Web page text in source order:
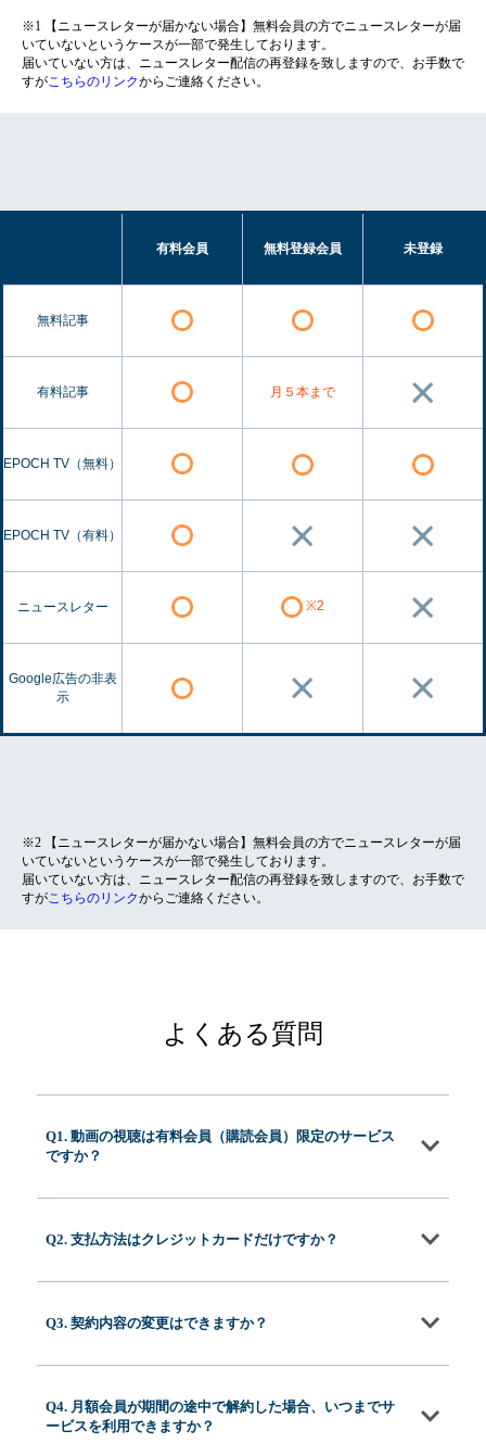
※1 【ニュースレターが届かない場合】無料会員の方でニュースレターが届
いていないというケースが一部で発生しております。
届いていない方は、ニュースレター配信の再登録を致しますので、お手数で
すがこちらのリンクからご連絡ください。
有料会員 無料登録会員 未登録
無料記事
有料記事 月５本まで
EPOCH TV（無料）
EPOCH TV（有料）
ニュースレター ※2
Google広告の非表
示
※2 【ニュースレターが届かない場合】無料会員の方でニュースレターが届
いていないというケースが一部で発生しております。
届いていない方は、ニュースレター配信の再登録を致しますので、お手数で
すがこちらのリンクからご連絡ください。
よくある質問
Q1. 動画の視聴は有料会員（購読会員）限定のサービス
ですか？
Q2. 支払方法はクレジットカードだけですか？
Q3. 契約内容の変更はできますか？
Q4. 月額会員が期間の途中で解約した場合、いつまでサ
ービスを利用できますか？